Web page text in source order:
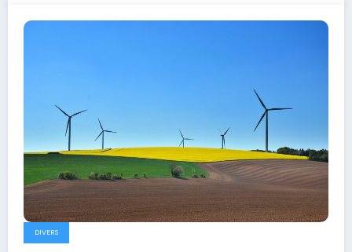
DIVERS